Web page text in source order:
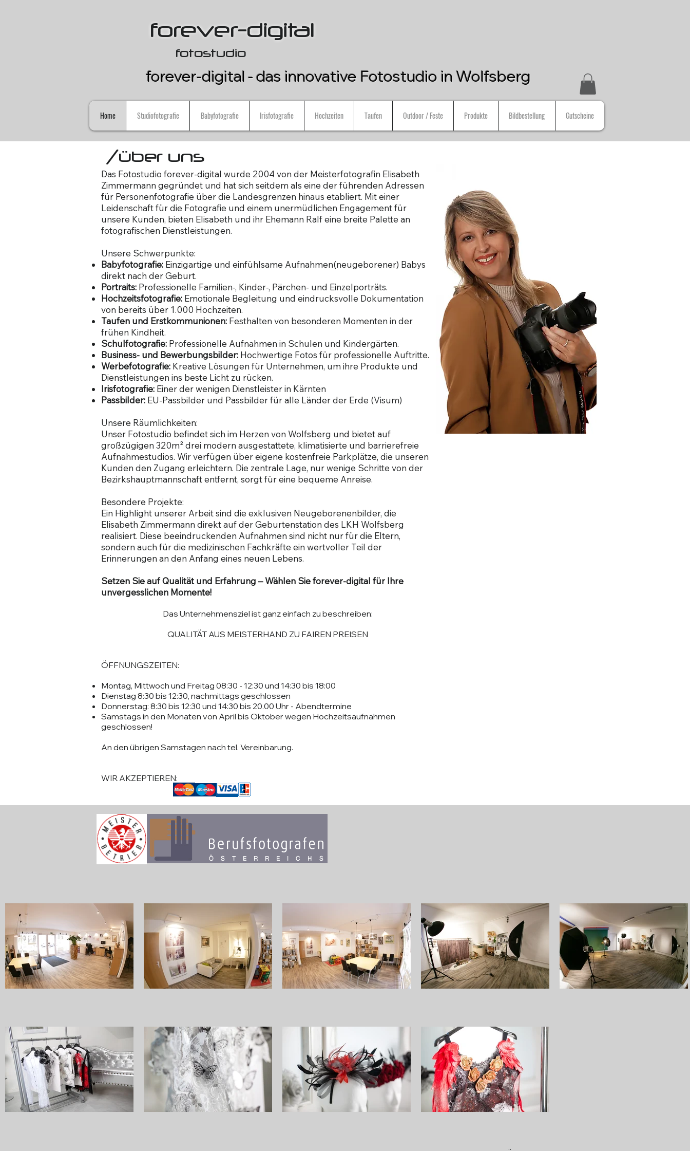
forever-digital
fotostudio
forever-digital - das innovative Fotostudio in Wolfsberg
Home Studiofotografie Babyfotografie Irisfotografie Hochzeiten Taufen Outdoor / Feste Produkte Bildbestellung Gutscheine
/über uns
Das Fotostudio forever-digital wurde 2004 von der Meisterfotografin Elisabeth
Zimmermann gegründet und hat sich seitdem als eine der führenden Adressen
für Personenfotografie über die Landesgrenzen hinaus etabliert. Mit einer
Leidenschaft für die Fotografie und einem unermüdlichen Engagement für
unsere Kunden, bieten Elisabeth und ihr Ehemann Ralf eine breite Palette an
fotografischen Dienstleistungen.
Unsere Schwerpunkte:
Babyfotografie: Einzigartige und einfühlsame Aufnahmen(neugeborener) Babys
direkt nach der Geburt.
Portraits: Professionelle Familien-, Kinder-, Pärchen- und Einzelporträts.
Hochzeitsfotografie: Emotionale Begleitung und eindrucksvolle Dokumentation
von bereits über 1.000 Hochzeiten.
Taufen und Erstkommunionen: Festhalten von besonderen Momenten in der
frühen Kindheit.
Schulfotografie: Professionelle Aufnahmen in Schulen und Kindergärten.
Business- und Bewerbungsbilder: Hochwertige Fotos für professionelle Auftritte.
Werbefotografie: Kreative Lösungen für Unternehmen, um ihre Produkte und
Dienstleistungen ins beste Licht zu rücken.
Irisfotografie: Einer der wenigen Dienstleister in Kärnten
Passbilder: EU-Passbilder und Passbilder für alle Länder der Erde (Visum)
Unsere Räumlichkeiten:
Unser Fotostudio befindet sich im Herzen von Wolfsberg und bietet auf
großzügigen 320m² drei modern ausgestattete, klimatisierte und barrierefreie
Aufnahmestudios. Wir verfügen über eigene kostenfreie Parkplätze, die unseren
Kunden den Zugang erleichtern. Die zentrale Lage, nur wenige Schritte von der
Bezirkshauptmannschaft entfernt, sorgt für eine bequeme Anreise.
Besondere Projekte:
Ein Highlight unserer Arbeit sind die exklusiven Neugeborenenbilder, die
Elisabeth Zimmermann direkt auf der Geburtenstation des LKH Wolfsberg
realisiert. Diese beeindruckenden Aufnahmen sind nicht nur für die Eltern,
sondern auch für die medizinischen Fachkräfte ein wertvoller Teil der
Erinnerungen an den Anfang eines neuen Lebens.
Setzen Sie auf Qualität und Erfahrung – Wählen Sie forever-digital für Ihre
unvergesslichen Momente!
Das Unternehmensziel ist ganz einfach zu beschreiben:
QUALITÄT AUS MEISTERHAND ZU FAIREN PREISEN
ÖFFNUNGSZEITEN:
Montag, Mittwoch und Freitag 08:30 - 12:30 und 14:30 bis 18:00
Dienstag 8:30 bis 12:30, nachmittags geschlossen
Donnerstag: 8:30 bis 12:30 und 14:30 bis 20.00 Uhr - Abendtermine
Samstags in den Monaten von April bis Oktober wegen Hochzeitsaufnahmen
geschlossen!
An den übrigen Samstagen nach tel. Vereinbarung.
WIR AKZEPTIEREN: